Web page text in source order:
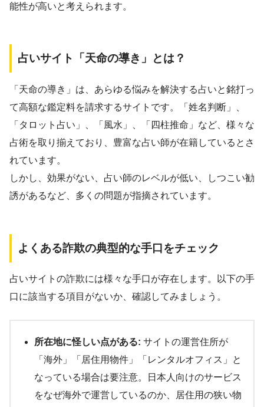
能性が高いと考えられます。
占いサイト「天命の導き」とは？
「天命の導き」は、あらゆる悩みを解決する占いと銘打っ
て高額な鑑定料を請求するサイトです。「姓名判断」、
「タロット占い」、「風水」、「四柱推命」など、様々な
占術を取り揃えており、豊富な占い師が在籍しているとさ
れています。
しかし、効果がない、占い師のレベルが低い、しつこい勧
誘があるなど、多くの問題が指摘されています。
よくある詐欺の典型的な手口をチェック
占いサイトの詐欺には様々な手口が存在します。以下の手
口に該当する項目がないか、確認してみましょう。
所在地に怪しい点がある: サイトの運営住所が
「海外」「居住用物件」「レンタルオフィス」と
なっている場合は要注意。日本人向けのサービス
をなぜ海外で運営しているのか、居住用の狭い物